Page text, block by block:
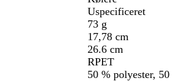
Uspecificeret
73 g
17,78 cm
26.6 cm
RPET
50 % polyester,